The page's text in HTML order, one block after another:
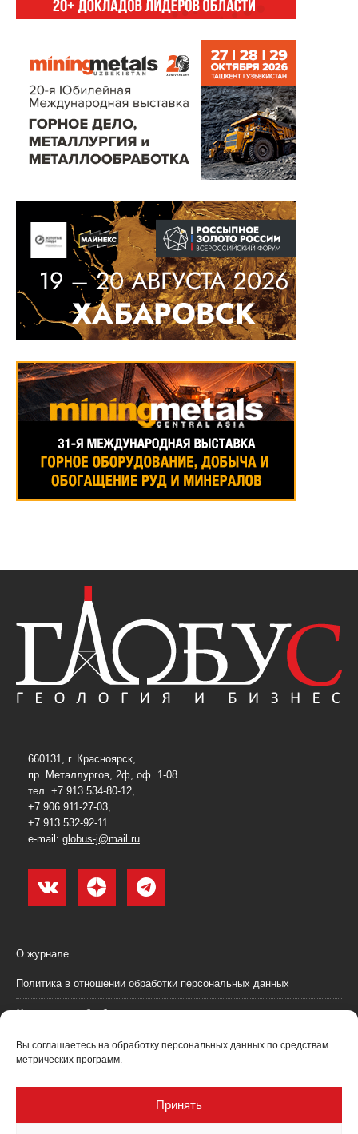
Вы соглашаетесь на обработку персональных данных по средствам
метрических программ.
Принять
660131, г. Красноярск,
пр. Металлургов, 2ф, оф. 1-08
тел. +7 913 534-80-12,
+7 906 911-27-03,
+7 913 532-92-11
e-mail: globus-j@mail.ru
О журнале
Политика в отношении обработки персональных данных
Согласие на обработку персональных данных
Пользовательское соглашение (оферта)